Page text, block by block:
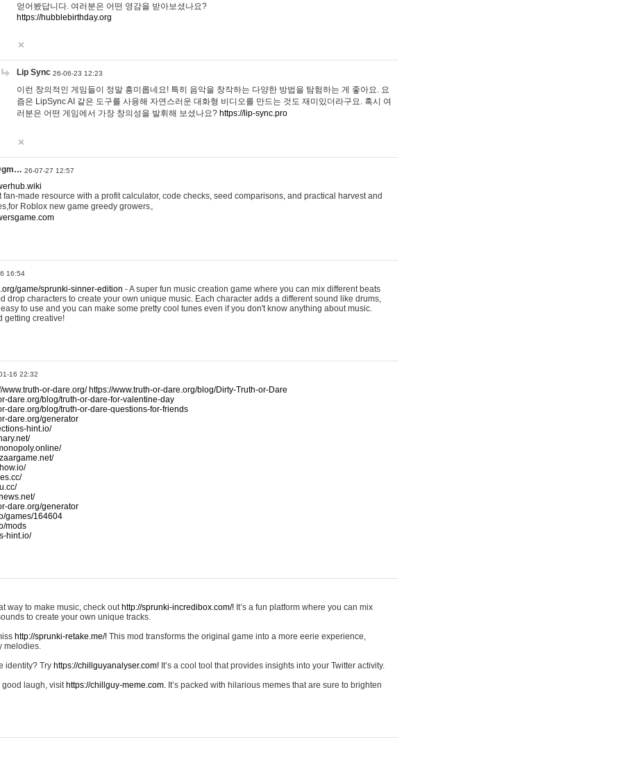
얻어봤답니다. 여러분은 어떤 영감을 받아보셨나요?
https://hubblebirthday.org
Lip Sync 26-06-23 12:23
이런 창의적인 게임들이 정말 흥미롭네요! 특히 음악을 창작하는 다양한 방법을 탐험하는 게 좋아요. 요
즘은 LipSync AI 같은 도구를 사용해 자연스러운 대화형 비디오를 만드는 것도 재미있더라구요. 혹시 여
러분은 어떤 게임에서 가장 창의성을 발휘해 보셨나요? https://lip-sync.pro
26-07-27 12:57
made resource with a profit calculator, code checks, seed comparisons, and practical harvest and
Roblox new game greedy growers。
16:54
game/sprunki-sinner-edition - A super fun music creation game where you can mix different beats
drop characters to create your own unique music. Each character adds a different sound like drums,
to use and you can make some pretty cool tunes even if you don't know anything about music.
getting creative!
16 22:32
www.truth-or-dare.org/ https://www.truth-or-dare.org/blog/Dirty-Truth-or-Dare
dare.org/blog/truth-or-dare-for-valentine-day
dare.org/blog/truth-or-dare-questions-for-friends
dare.org/generator
hint.io/
dare.org/generator
games/164604
mods
hint.io/
way to make music, check out http://sprunki-incredibox.com/! It’s a fun platform where you can mix
to create your own unique tracks.
http://sprunki-retake.me/! This mod transforms the original game into a more eerie experience,
melodies.
identity? Try https://chillguyanalyser.com! It’s a cool tool that provides insights into your Twitter activity.
good laugh, visit https://chillguy-meme.com. It’s packed with hilarious memes that are sure to brighten